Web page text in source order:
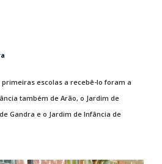
escolas a recebê-lo foram a
também de Arão, o Jardim de
Gandra e o Jardim de Infância de